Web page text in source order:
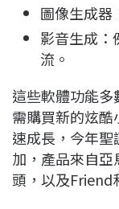
圖像生成
影音生成：
流。
這些軟體功能
需購買新的炫
速成長，今年
加，產品來自
頭，以及Friend